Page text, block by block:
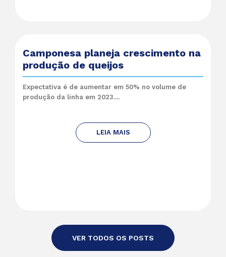
Camponesa planeja crescimento na
produção de queijos
Expectativa é de aumentar em 50% no volume de
produção da linha em 2023....
LEIA MAIS
VER TODOS OS POSTS